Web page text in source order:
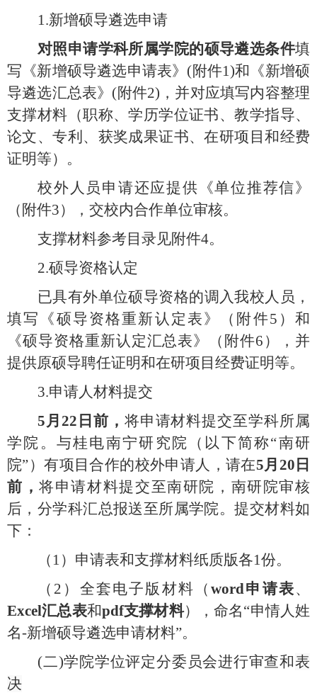
1.新增硕导遴选申请
对照申请学科所属学院的硕导遴选条件填
写 《新增硕导遴选申请表》 (附件1)和《新增硕
导遴选汇总表》 (附件2) ，并对应填写内容整理
支撑材料（职称、学历学位证书、教学指导、
论文、专利、获奖成果证书、在研项目和经费
证明等）。
校外人员申请还应提供《单位推荐信》
（附件3），交校内合作单位审核。
支撑材料参考目录见附件4。
2.硕导资格认定
已具有外单位硕导资格的调入我校人员，
填写《硕导资格重新认定表》（附件5 ）和
《硕导资格重新认定汇总表》（附件6 ），并
提供原硕导聘任证明和在研项目经费证明等。
3.申请人材料提交
5月 22 日前， 将申请材料提交至学科所属
学院。与桂电南宁研究院（以下简称“南研
院”）有项目合作的校外申请人，请在5月20 日
前，将申请材料提交至南研院，南研院审核
后，分学科汇总报送至所属学院。提交材料如
下：
（1） 申请表和支撑材料纸质版各1份。
（2） 全套电子版材料（word申请表、
Excel汇总表和pdf支撑材料），命名“申情人姓
名-新增硕导遴选申请材料”。
(二)学院学位评定分委员会进行审查和表
决